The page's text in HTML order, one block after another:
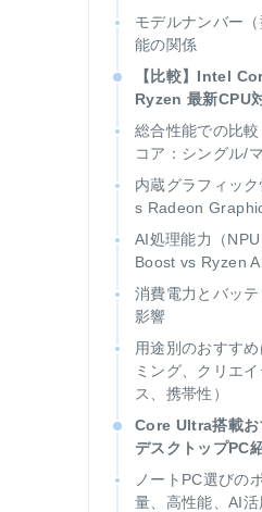
モデルナンバー
能の関係
【比較】Intel
Ryzen 最新CPU
総合性能での比
コア：シングル/マ
内蔵グラフィッ
s Radeon
AI処理能力（
Boost vs Ryzen
消費電力とバッ
影響
用途別のおすす
ミング、クリエ
ス、携帯性）
Core Ultra搭載お
デスクトップPC
ノートPC選びの
量、高性能、AI